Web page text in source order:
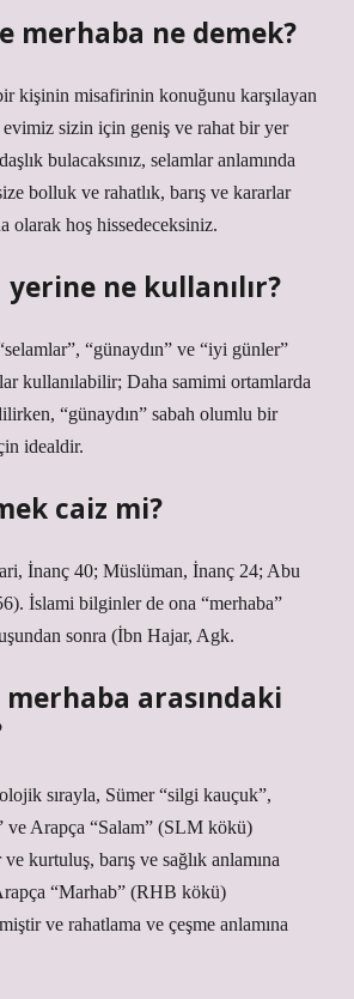
merhaba ne demek?
kişinin misafirinin konuğunu karşılayan
sizin için geniş ve rahat bir yer
bulacaksınız, selamlar anlamında
bolluk ve rahatlık, barış ve kararlar
olarak hoş hissedeceksiniz.
ne kullanılır?
“günaydın” ve “iyi günler”
kullanılabilir; Daha samimi ortamlarda
“günaydın” sabah olumlu bir
idealdir.
caiz mi?
İnanç 40; Müslüman, İnanç 24; Abu
İslami bilginler de ona “merhaba”
sonra (İbn Hajar, Agk.
merhaba arasındaki
sırayla, Sümer “silgi kauçuk”,
ve Arapça “Salam” (SLM kökü)
kurtuluş, barış ve sağlık anlamına
“Marhab” (RHB kökü)
ve rahatlama ve çeşme anlamına